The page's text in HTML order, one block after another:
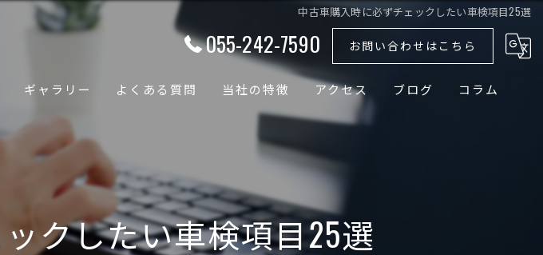
中古車購入時に必ずチェックしたい車検項目25選
055-242-7590 お問い合わせはこちら
ギャラリー よくある質問 当社の特徴
国産車
ドイツ車
アクセス ブログ コラム
クしたい車検項目25選